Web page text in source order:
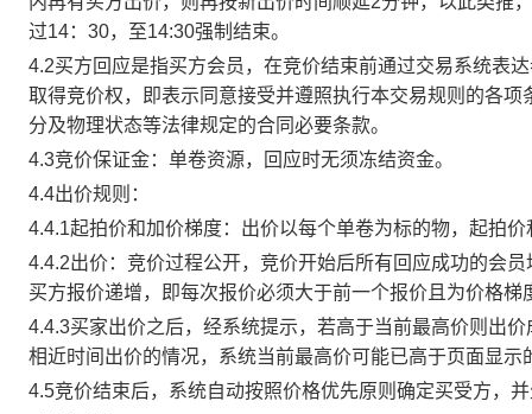
过14：30，至14:30强制结束。
4.2买方回应是指买方会员，在竞价结束前通过交易系统表
取得竞价权，即表示同意接受并遵照执行本交易规则的各
分及物理状态等法律规定的合同必要条款。
4.3竞价保证金：单卷资源，回应时无须冻结资金。
4.4出价规则：
4.4.1起拍价和加价梯度：出价以每个单卷为标的物，起拍
4.4.2出价：竞价过程公开，竞价开始后所有回应成功的会
买方报价递增，即每次报价必须大于前一个报价且为价格
4.4.3买家出价之后，经系统提示，若高于当前最高价则出
相近时间出价的情况，系统当前最高价可能已高于页面显示
4.5竞价结束后，系统自动按照价格优先原则确定买受方，